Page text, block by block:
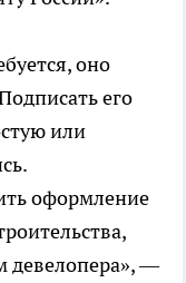
оно
его
или
оформление
девелопера», —